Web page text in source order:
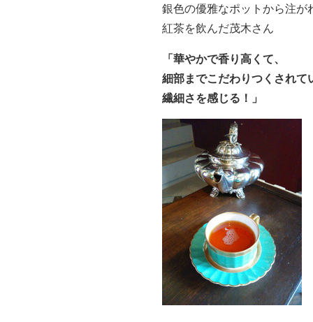
銀色の優雅なポットから注が
紅茶を飲んだ茂木さん
「華やかで香り高くて、
細部までこだわりつくされて
繊細さを感じる！」